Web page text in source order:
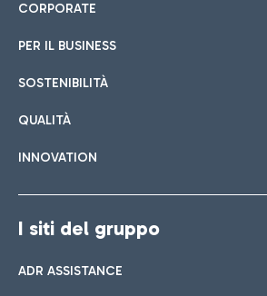
CORPORATE
PER IL BUSINESS
SOSTENIBILITÀ
QUALITÀ
INNOVATION
I siti del gruppo
ADR ASSISTANCE